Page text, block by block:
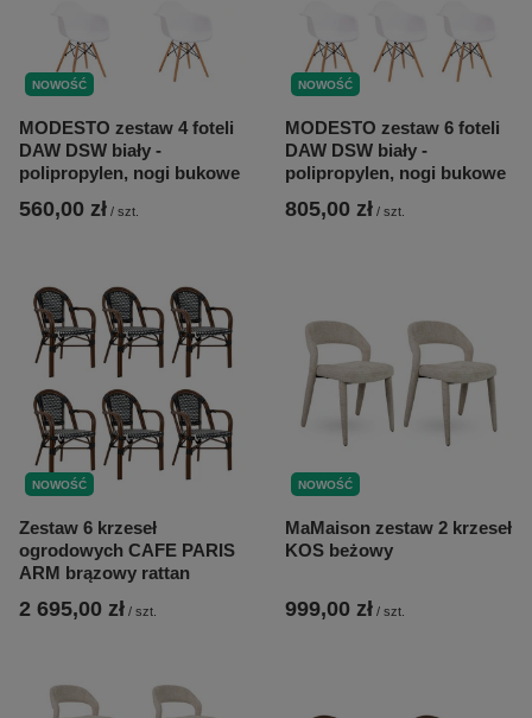
NOWOŚĆ
MODESTO zestaw 4 foteli
DAW DSW biały -
polipropylen, nogi bukowe
560,00 zł / szt.
NOWOŚĆ
MODESTO zestaw 6 foteli
DAW DSW biały -
polipropylen, nogi bukowe
805,00 zł / szt.
NOWOŚĆ
Zestaw 6 krzeseł
ogrodowych CAFE PARIS
ARM brązowy rattan
2 695,00 zł / szt.
NOWOŚĆ
MaMaison zestaw 2 krzeseł
KOS beżowy
999,00 zł / szt.